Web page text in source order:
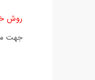
روش
جهت